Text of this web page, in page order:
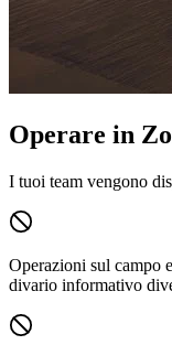
Operare in
I tuoi team vengono
Operazioni sul campo
divario informativo